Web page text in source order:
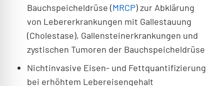
Bauchspeicheldrüse (MRCP) zur Abklärung
von Lebererkrankungen mit Gallestauung
(Cholestase), Gallensteinerkrankungen und
zystischen Tumoren der Bauchspeicheldrüse
Nichtinvasive Eisen- und Fettquantifizierung
bei erhöhtem Lebereisengehalt